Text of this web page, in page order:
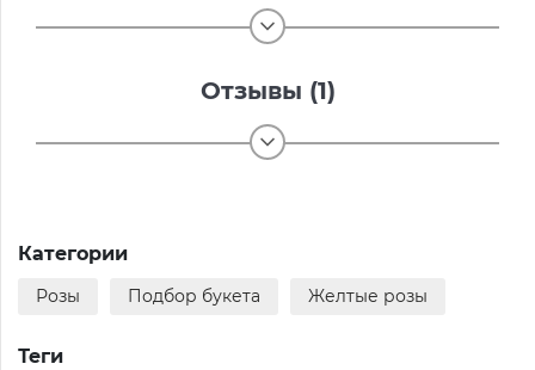
Отзывы (1)
Категории
Розы Подбор букета Желтые розы
Теги